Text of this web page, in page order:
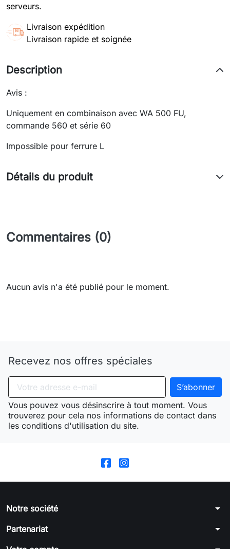
serveurs.
Livraison expédition
Livraison rapide et soignée
Description
Avis :
Uniquement en combinaison avec WA 500 FU,
commande 560 et série 60
Impossible pour ferrure L
Détails du produit
Commentaires (0)
Aucun avis n'a été publié pour le moment.
Recevez nos offres spéciales
Vous pouvez vous désinscrire à tout moment. Vous
trouverez pour cela nos informations de contact dans
les conditions d'utilisation du site.
Notre société arrow_drop_down
Partenariat arrow_drop_down